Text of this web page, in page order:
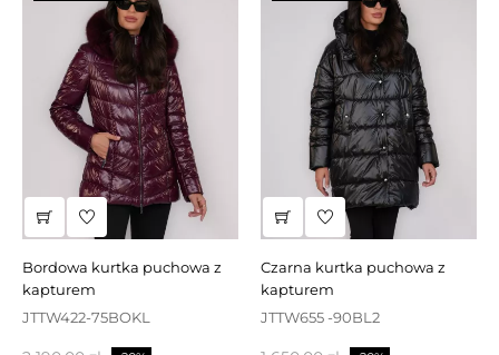
bordowa kurtka puchowa z
kapturem
JTTW422-75BOKL
czarna kurtka puchowa z
kapturem
JTTW655 -90BL2